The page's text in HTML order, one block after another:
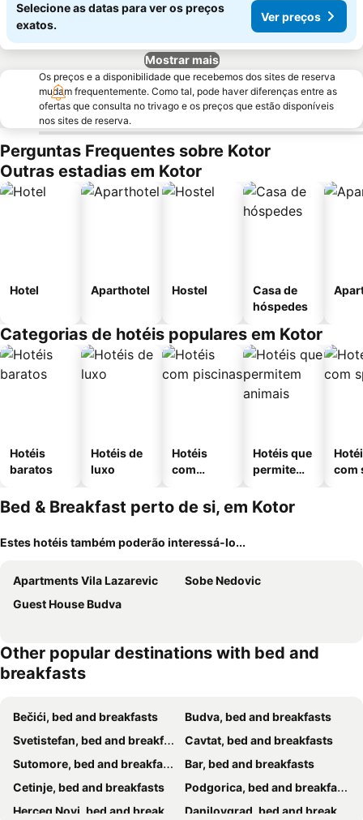
Selecione as datas para ver os preços
exatos.
Ver preços
Mostrar mais
Os preços e a disponibilidade que recebemos dos sites de reserva
mudam frequentemente. Como tal, pode haver diferenças entre as
ofertas que consulta no trivago e os preços que estão disponíveis
nos sites de reserva.
Perguntas Frequentes sobre Kotor
Outras estadias em Kotor
Hotel Aparthotel Hostel
Casa de
hóspedes
Categorias de hotéis populares em Kotor
Hotéis
baratos
Hotéis de
luxo
Hotéis
com
Hotéis que
permitem
com
Bed & Breakfast perto de si, em Kotor
Estes hotéis também poderão interessá-lo...
Apartments Vila Lazarevic
Sobe Nedovic
Guest House Budva
Other popular destinations with bed and
breakfasts
Bečići, bed and breakfasts
Budva, bed and breakfasts
Svetistefan, bed and breakfasts
Cavtat, bed and breakfasts
Sutomore, bed and breakfasts
Bar, bed and breakfasts
Cetinje, bed and breakfasts
Podgorica, bed and breakfasts
Herceg Novi, bed and breakfasts
Danilovgrad, bed and breakfasts